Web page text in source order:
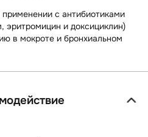
с антибиотиками
эритромицин и доксициклин)
в мокроте и бронхиальном